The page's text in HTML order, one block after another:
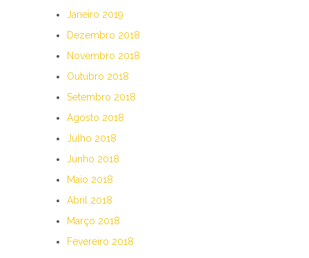
Janeiro 2019
Dezembro 2018
Novembro 2018
Outubro 2018
Setembro 2018
Agosto 2018
Julho 2018
Junho 2018
Maio 2018
Abril 2018
Março 2018
Fevereiro 2018